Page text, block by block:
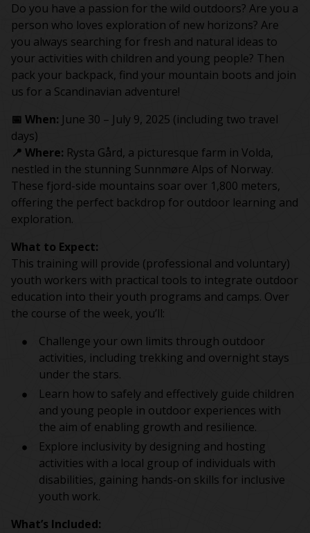
Do you have a passion for the wild outdoors? Are you a
person who loves exploration of new horizons? Are
you always searching for fresh and natural ideas to
your activities with children and young people? Then
pack your backpack, find your mountain boots and join
us for a Scandinavian adventure!
📅 When: June 30 – July 9, 2025 (including two travel
days)
📍 Where: Rysta Gård, a picturesque farm in Volda,
nestled in the stunning Sunnmøre Alps of Norway.
These fjord-side mountains soar over 1,800 meters,
offering the perfect backdrop for outdoor learning and
exploration.
What to Expect:
This training will provide (professional and voluntary)
youth workers with practical tools to integrate outdoor
education into their youth programs and camps. Over
the course of the week, you’ll:
Challenge your own limits through outdoor
activities, including trekking and overnight stays
under the stars.
Learn how to safely and effectively guide children
and young people in outdoor experiences with
the aim of enabling growth and resilience.
Explore inclusivity by designing and hosting
activities with a local group of individuals with
disabilities, gaining hands-on skills for inclusive
youth work.
What’s Included: